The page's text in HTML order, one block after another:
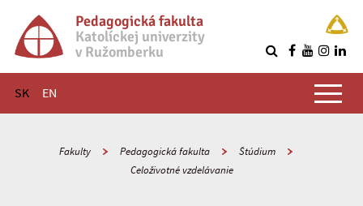
Pedagogická fakulta
Katolíckej univerzity
v Ružomberku
SK EN
Hlavné menu
Fakulty Pedagogická fakulta
Štúdium
Celoživotné vzdelávanie